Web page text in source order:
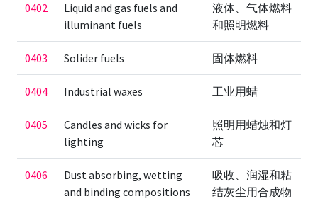
0402
Liquid and gas fuels and
illuminant fuels
液体、气体燃料
和照明燃料
0403 Solider fuels 固体燃料
0404 Industrial waxes 工业用蜡
0405
Candles and wicks for
lighting
照明用蜡烛和灯
芯
0406
Dust absorbing, wetting
and binding compositions
吸收、润湿和粘
结灰尘用合成物